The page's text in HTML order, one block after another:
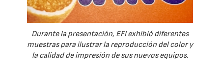
Durante la presentación, EFI exhibió diferentes
muestras para ilustrar la reproducción del color y
la calidad de impresión de sus nuevos equipos.